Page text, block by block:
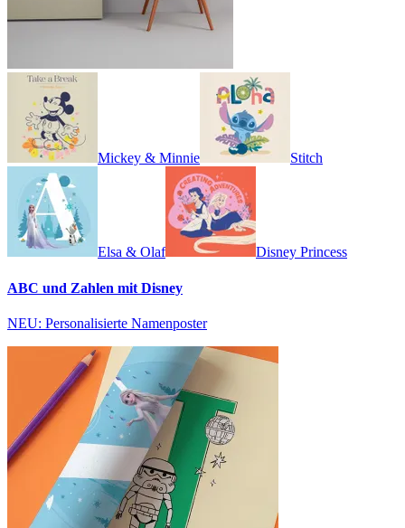
Mickey & Minnie Stitch
Elsa & Olaf Disney Princess
ABC und Zahlen mit Disney
NEU: Personalisierte Namenposter